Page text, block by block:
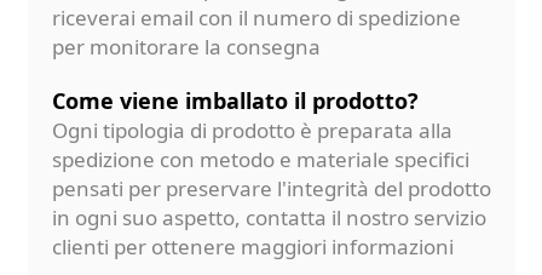
riceverai email con il numero di spedizione
per monitorare la consegna
Come viene imballato il prodotto?
Ogni tipologia di prodotto è preparata alla
spedizione con metodo e materiale specifici
pensati per preservare l'integrità del prodotto
in ogni suo aspetto, contatta il nostro servizio
clienti per ottenere maggiori informazioni